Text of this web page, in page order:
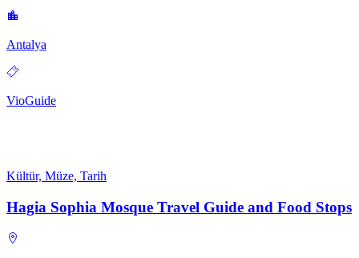
Antalya
VioGuide
Kültür, Müze, Tarih
Hagia Sophia Mosque Travel Guide and Food Stops